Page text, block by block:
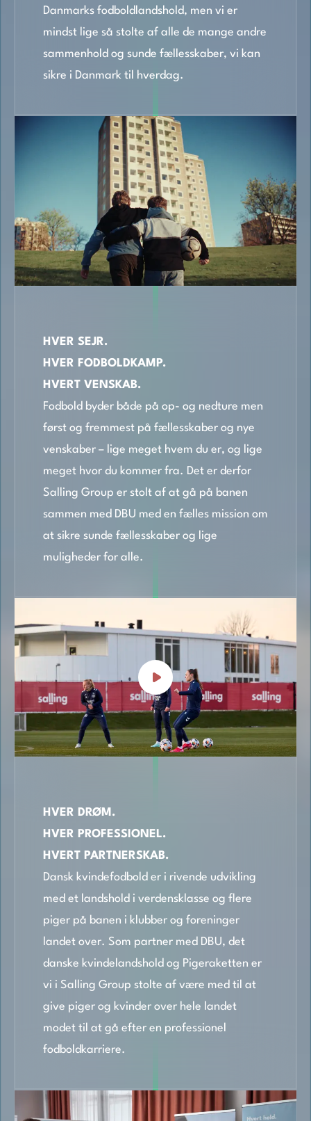
Danmarks fodboldlandshold, men vi er
mindst lige så stolte af alle de mange andre
sammenhold og sunde fællesskaber, vi kan
sikre i Danmark til hverdag.
HVER SEJR.
HVER FODBOLDKAMP.
HVERT VENSKAB.
Fodbold byder både på op- og nedture men
først og fremmest på fællesskaber og nye
venskaber – lige meget hvem du er, og lige
meget hvor du kommer fra. Det er derfor
Salling Group er stolt af at gå på banen
sammen med DBU med en fælles mission om
at sikre sunde fællesskaber og lige
muligheder for alle.
HVER DRØM.
HVER PROFESSIONEL.
HVERT PARTNERSKAB.
Dansk kvindefodbold er i rivende udvikling
med et landshold i verdensklasse og flere
piger på banen i klubber og foreninger
landet over. Som partner med DBU, det
danske kvindelandshold og Pigeraketten er
vi i Salling Group stolte af være med til at
give piger og kvinder over hele landet
modet til at gå efter en professionel
fodboldkarriere.